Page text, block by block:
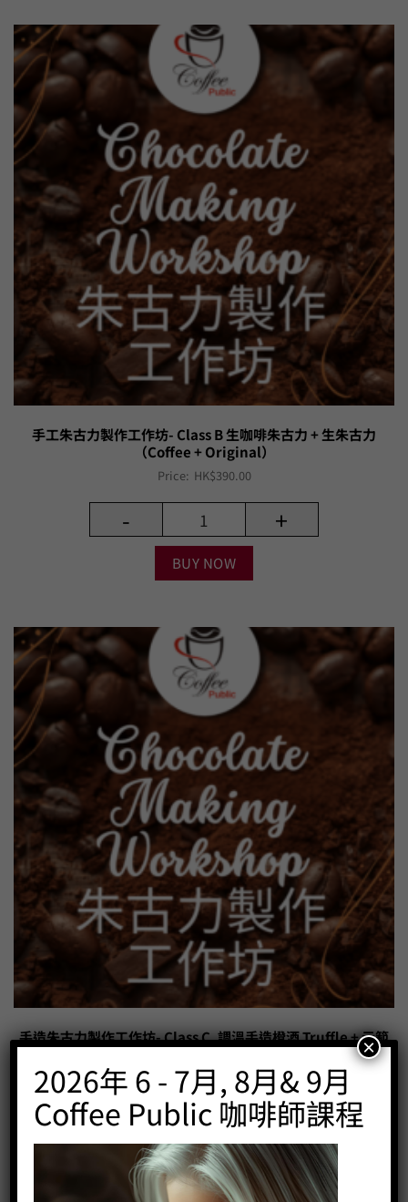
手工朱古力製作工作坊- Class B 生咖啡朱古力 + 生朱古力
（Coffee + Original）
Price: HK$390.00
- +
BUY NOW
手造朱古力製作工作坊- Class C. 調溫手造橙酒 Truffle + 示範
Price: HK$ 580.00
- +
BUY NOW
2026年 6 - 7月, 8月& 9月
Coffee Public 咖啡師課程
×